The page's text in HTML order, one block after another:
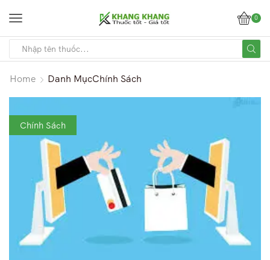
0
Home Danh MụcChính Sách
Chính Sách